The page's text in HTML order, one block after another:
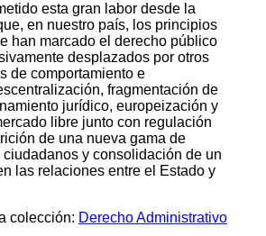
esta gran labor desde la
en nuestro país, los principios
han marcado el derecho público
desplazados por otros
de comportamiento e
fragmentación de
jurídico, europeización y
libre junto con regulación
de una nueva gama de
y consolidación de un
las relaciones entre el Estado y
colección: Derecho Administrativo